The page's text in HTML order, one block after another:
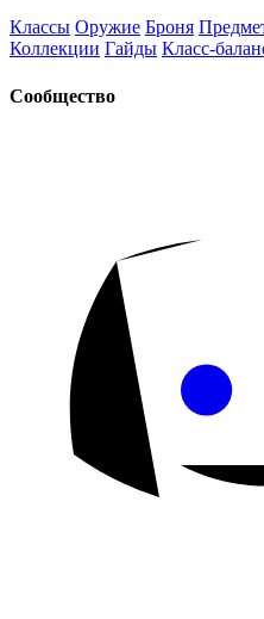
Классы Оружие Броня
Коллекции Гайды Класс-
Сообщество